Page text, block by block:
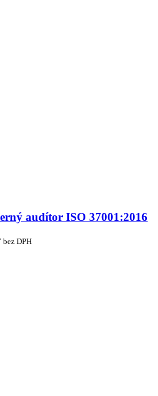
audítor ISO 37001:2016
bez DPH